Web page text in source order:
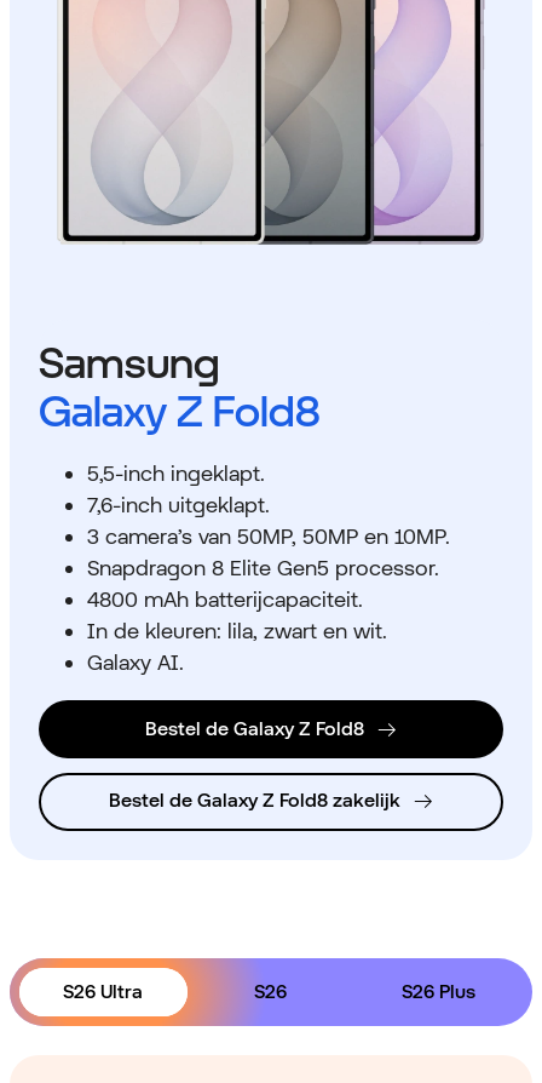
Samsung
Galaxy Z Fold8
5,5-inch ingeklapt.
7,6-inch uitgeklapt.
3 camera’s van 50MP, 50MP en 10MP.
Snapdragon 8 Elite Gen5 processor.
4800 mAh batterijcapaciteit.
In de kleuren: lila, zwart en wit.
Galaxy AI.
Bestel de Galaxy Z Fold8
Bestel de Galaxy Z Fold8 zakelijk
S26 Ultra S26 S26 Plus